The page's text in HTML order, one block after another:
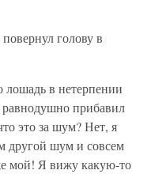
голову в
в нетерпении
прибавил
это за шум? Нет, я
другой шум и совсем
мой! Я вижу какую-то